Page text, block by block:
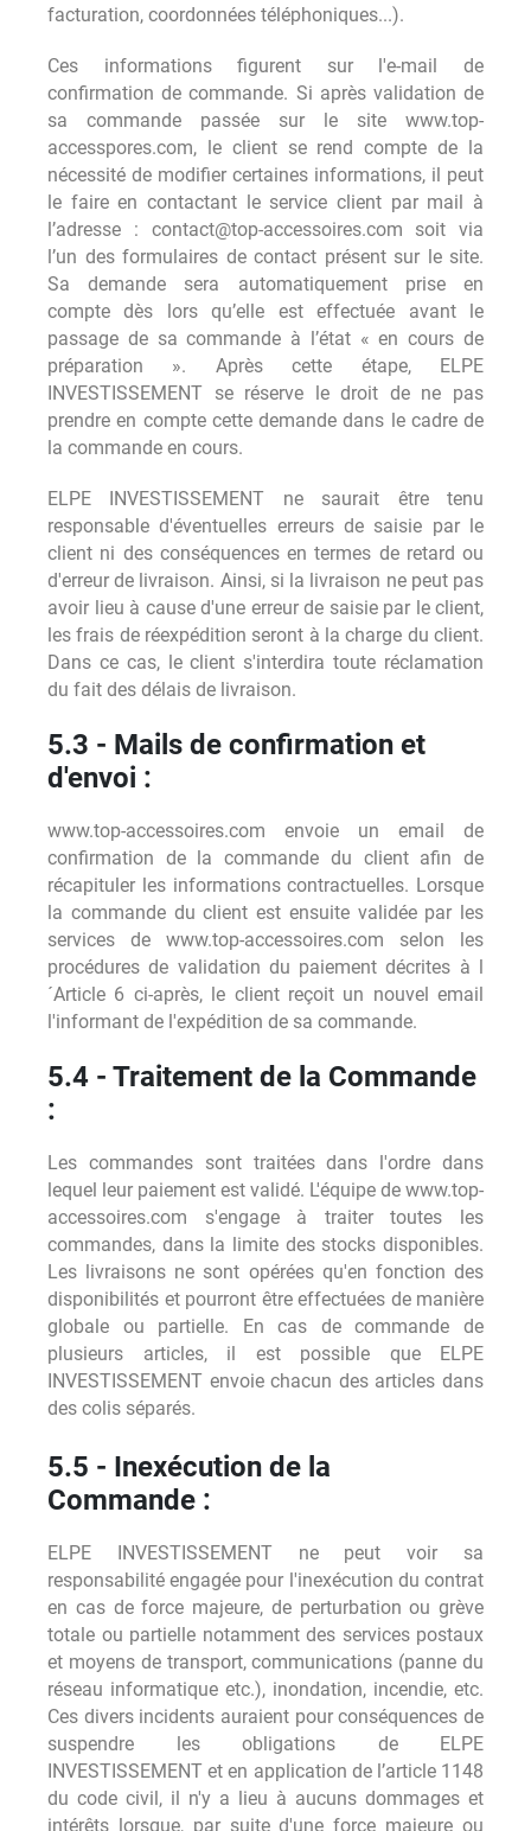
facturation, coordonnées téléphoniques...).
Ces informations figurent sur l'e-mail de
confirmation de commande. Si après validation de
sa commande passée sur le site www.top-
accesspores.com, le client se rend compte de la
nécessité de modifier certaines informations, il peut
le faire en contactant le service client par mail à
l’adresse : contact@top-accessoires.com soit via
l’un des formulaires de contact présent sur le site.
Sa demande sera automatiquement prise en
compte dès lors qu’elle est effectuée avant le
passage de sa commande à l’état « en cours de
préparation ». Après cette étape, ELPE
INVESTISSEMENT se réserve le droit de ne pas
prendre en compte cette demande dans le cadre de
la commande en cours.
ELPE INVESTISSEMENT ne saurait être tenu
responsable d'éventuelles erreurs de saisie par le
client ni des conséquences en termes de retard ou
d'erreur de livraison. Ainsi, si la livraison ne peut pas
avoir lieu à cause d'une erreur de saisie par le client,
les frais de réexpédition seront à la charge du client.
Dans ce cas, le client s'interdira toute réclamation
du fait des délais de livraison.
5.3 - Mails de confirmation et
d'envoi :
www.top-accessoires.com envoie un email de
confirmation de la commande du client afin de
récapituler les informations contractuelles. Lorsque
la commande du client est ensuite validée par les
services de www.top-accessoires.com selon les
procédures de validation du paiement décrites à l
´Article 6 ci-après, le client reçoit un nouvel email
l'informant de l'expédition de sa commande.
5.4 - Traitement de la Commande
:
Les commandes sont traitées dans l'ordre dans
lequel leur paiement est validé. L'équipe de www.top-
accessoires.com s'engage à traiter toutes les
commandes, dans la limite des stocks disponibles.
Les livraisons ne sont opérées qu'en fonction des
disponibilités et pourront être effectuées de manière
globale ou partielle. En cas de commande de
plusieurs articles, il est possible que ELPE
INVESTISSEMENT envoie chacun des articles dans
des colis séparés.
5.5 - Inexécution de la
Commande :
ELPE INVESTISSEMENT ne peut voir sa
responsabilité engagée pour l'inexécution du contrat
en cas de force majeure, de perturbation ou grève
totale ou partielle notamment des services postaux
et moyens de transport, communications (panne du
réseau informatique etc.), inondation, incendie, etc.
Ces divers incidents auraient pour conséquences de
suspendre les obligations de ELPE
INVESTISSEMENT et en application de l’article 1148
du code civil, il n'y a lieu à aucuns dommages et
intérêts lorsque, par suite d'une force majeure ou